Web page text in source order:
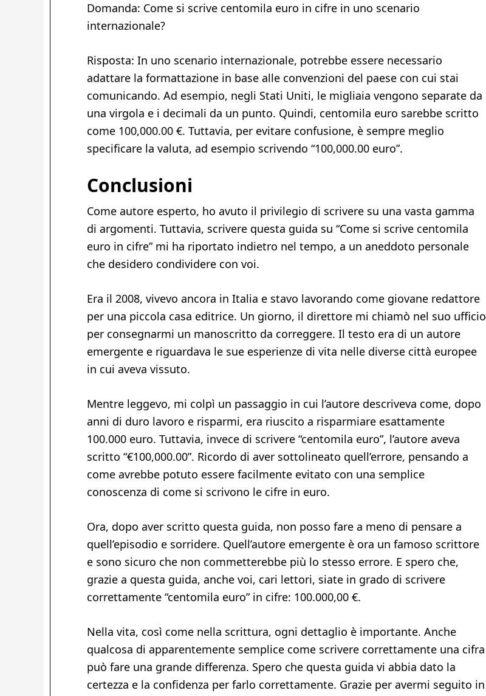
Domanda: Come si scrive centomila euro in cifre in uno scenario
internazionale?
Risposta: In uno scenario internazionale, potrebbe essere necessario
adattare la formattazione in base alle convenzioni del paese con cui stai
comunicando. Ad esempio, negli Stati Uniti, le migliaia vengono separate da
una virgola e i decimali da un punto. Quindi, centomila euro sarebbe scritto
come 100,000.00 €. Tuttavia, per evitare confusione, è sempre meglio
specificare la valuta, ad esempio scrivendo “100,000.00 euro”.
Conclusioni
Come autore esperto, ho avuto il privilegio di scrivere su una vasta gamma
di argomenti. Tuttavia, scrivere questa guida su “Come si scrive centomila
euro in cifre” mi ha riportato indietro nel tempo, a un aneddoto personale
che desidero condividere con voi.
Era il 2008, vivevo ancora in Italia e stavo lavorando come giovane redattore
per una piccola casa editrice. Un giorno, il direttore mi chiamò nel suo ufficio
per consegnarmi un manoscritto da correggere. Il testo era di un autore
emergente e riguardava le sue esperienze di vita nelle diverse città europee
in cui aveva vissuto.
Mentre leggevo, mi colpì un passaggio in cui l’autore descriveva come, dopo
anni di duro lavoro e risparmi, era riuscito a risparmiare esattamente
100.000 euro. Tuttavia, invece di scrivere “centomila euro”, l’autore aveva
scritto “€100,000.00”. Ricordo di aver sottolineato quell’errore, pensando a
come avrebbe potuto essere facilmente evitato con una semplice
conoscenza di come si scrivono le cifre in euro.
Ora, dopo aver scritto questa guida, non posso fare a meno di pensare a
quell’episodio e sorridere. Quell’autore emergente è ora un famoso scrittore
e sono sicuro che non commetterebbe più lo stesso errore. E spero che,
grazie a questa guida, anche voi, cari lettori, siate in grado di scrivere
correttamente “centomila euro” in cifre: 100.000,00 €.
Nella vita, così come nella scrittura, ogni dettaglio è importante. Anche
qualcosa di apparentemente semplice come scrivere correttamente una cifra
può fare una grande differenza. Spero che questa guida vi abbia dato la
certezza e la confidenza per farlo correttamente. Grazie per avermi seguito in